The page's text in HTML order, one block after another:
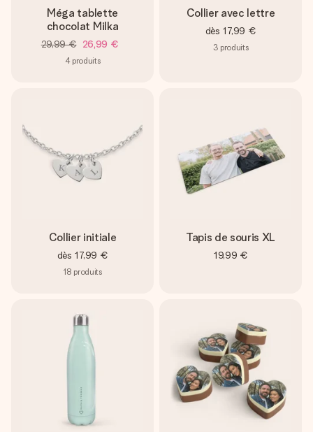
Méga tablette
chocolat Milka
29,99 € 26,99 €
4 produits
Collier avec lettre
dès 17,99 €
3 produits
Collier initiale
dès 17,99 €
18 produits
Tapis de souris XL
19,99 €